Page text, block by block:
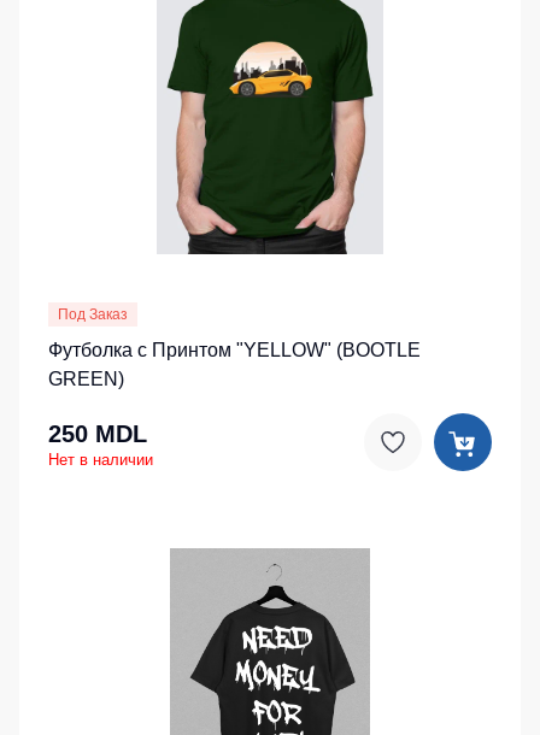
Под Заказ
Футболка с Принтом "YELLOW" (BOOTLE
GREEN)
250 MDL
Нет в наличии